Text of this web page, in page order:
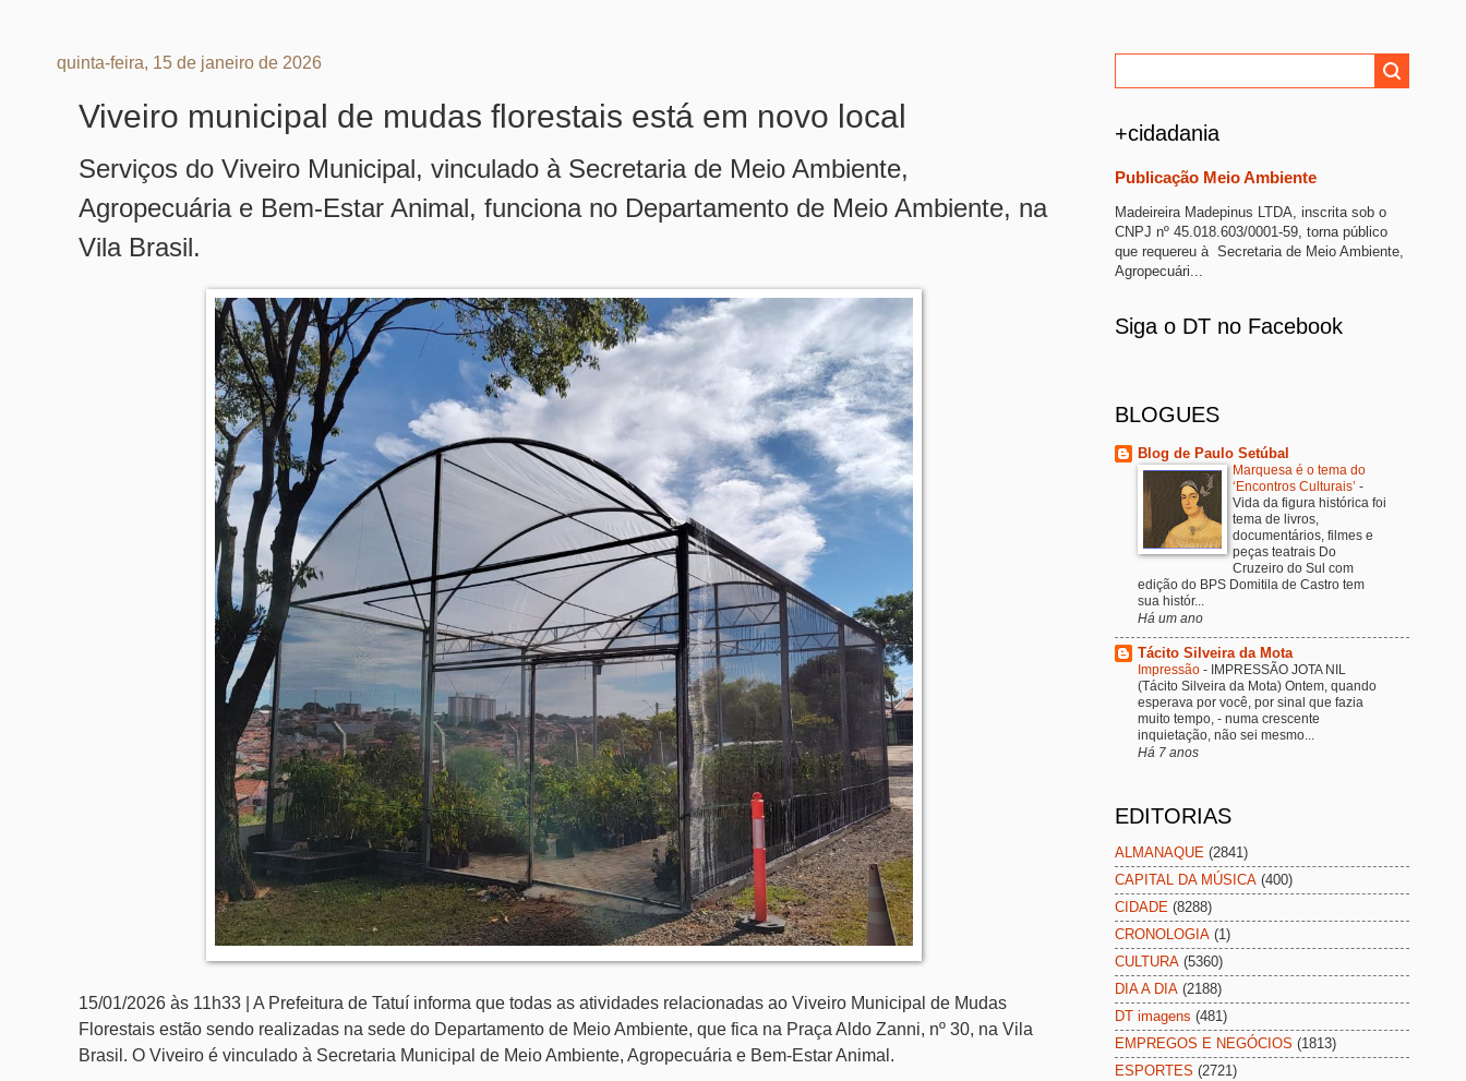
quinta-feira, 15 de janeiro de 2026
Viveiro municipal de mudas florestais está em novo local
Serviços do Viveiro Municipal, vinculado à Secretaria de Meio Ambiente,
Agropecuária e Bem-Estar Animal, funciona no Departamento de Meio Ambiente, na
Vila Brasil.
15/01/2026 às 11h33 | A Prefeitura de Tatuí informa que todas as atividades relacionadas ao Viveiro Municipal de Mudas
Florestais estão sendo realizadas na sede do Departamento de Meio Ambiente, que fica na Praça Aldo Zanni, nº 30, na Vila
Brasil. O Viveiro é vinculado à Secretaria Municipal de Meio Ambiente, Agropecuária e Bem-Estar Animal.
+cidadania
Publicação Meio Ambiente
Madeireira Madepinus LTDA, inscrita sob o
CNPJ nº 45.018.603/0001-59, torna público
que requereu à Secretaria de Meio Ambiente,
Agropecuári...
Siga o DT no Facebook
BLOGUES
Blog de Paulo Setúbal
Marquesa é o tema do
‘Encontros Culturais’ -
Vida da figura histórica foi
tema de livros,
documentários, filmes e
peças teatrais Do
Cruzeiro do Sul com
edição do BPS Domitila de Castro tem
sua histór...
Há um ano
Tácito Silveira da Mota
Impressão - IMPRESSÃO JOTA NIL
(Tácito Silveira da Mota) Ontem, quando
esperava por você, por sinal que fazia
muito tempo, - numa crescente
inquietação, não sei mesmo...
Há 7 anos
EDITORIAS
ALMANAQUE (2841)
CAPITAL DA MÚSICA (400)
CIDADE (8288)
CRONOLOGIA (1)
CULTURA (5360)
DIA A DIA (2188)
DT imagens (481)
EMPREGOS E NEGÓCIOS (1813)
ESPORTES (2721)